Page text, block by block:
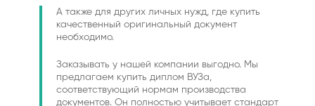
А также для других личных нужд, где купить
качественный оригинальный документ
необходимо.
Заказывать у нашей компании выгодно. Мы
предлагаем купить диплом ВУЗа,
соответствующий нормам производства
документов. Он полностью учитывает стандарт